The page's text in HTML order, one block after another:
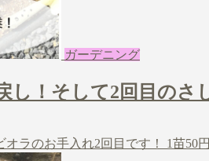
ガーデニング
！そして2回目のさ
オラのお手入れ2回目です！ 1苗